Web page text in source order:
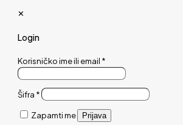
✕
Login
Korisničko ime ili email *
Šifra *
Zapamti me Prijava